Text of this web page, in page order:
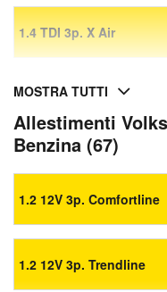
1.4 TDI 3p. X Air
MOSTRA TUTTI
Allestimenti
Benzina (67)
1.2 12V 3p. Comfortline
1.2 12V 3p. Trendline